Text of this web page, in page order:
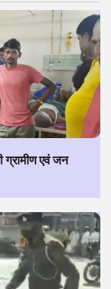
ग्रामीण एवं जन